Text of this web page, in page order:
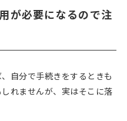
が必要になるので注
自分で手続きをするときも
れませんが、実はそこに落